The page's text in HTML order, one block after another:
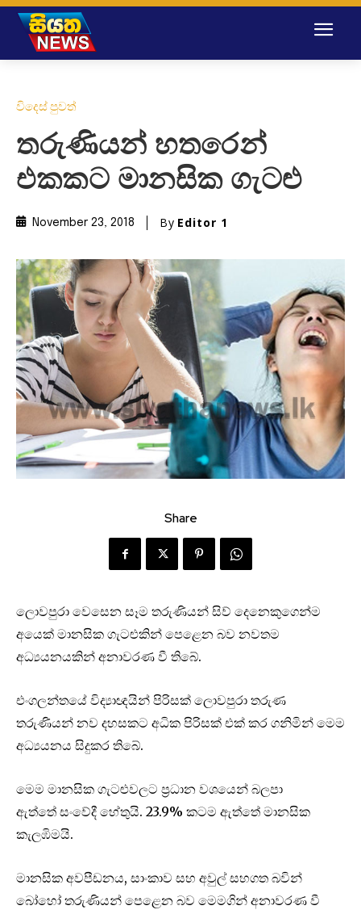
විදෙස් පුවත්
තරුණියන් හතරෙන්
එකකට මානසික ගැටළු
November 23, 2018 By Editor 1
Share
ලොවපුරා වෙසෙන සෑම තරුණියන් සිව් දෙනෙකුගෙන්ම
අයෙක් මානසික ගැටළුකින් පෙළෙන බව නවතම
අධ්‍යයනයකින් අනාවරණ වී තිබේ.
එංගලන්තයේ විද්‍යාඥයින් පිරිසක් ලොවපුරා තරුණ
තරුණියන් නව දහසකට අධික පිරිසක් එක් කර ගනිමින් මෙම
අධ්‍යයනය සිදුකර තිබේ.
මෙම මානසික ගැටළුවලට ප‍්‍රධාන වශයෙන් බලපා
ඇත්තේ සංවේදී හේතුයි. 23.9% කටම ඇත්තේ මානසික
කැලඹිමයි.
මානසික අවපීඩනය, සාංකාව සහ අවුල් සහගත බවින්
බෝහෝ තරුණියන් පෙළෙන බව මෙමගින් අනාවරණ වී